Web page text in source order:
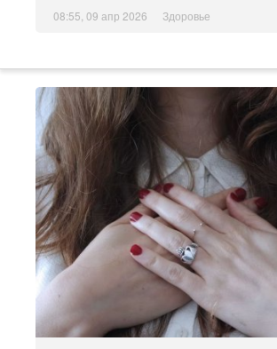
08:55, 09 апр 2026 Здоровье